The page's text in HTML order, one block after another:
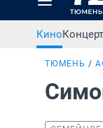
Кино
ТЮМЕНЬ